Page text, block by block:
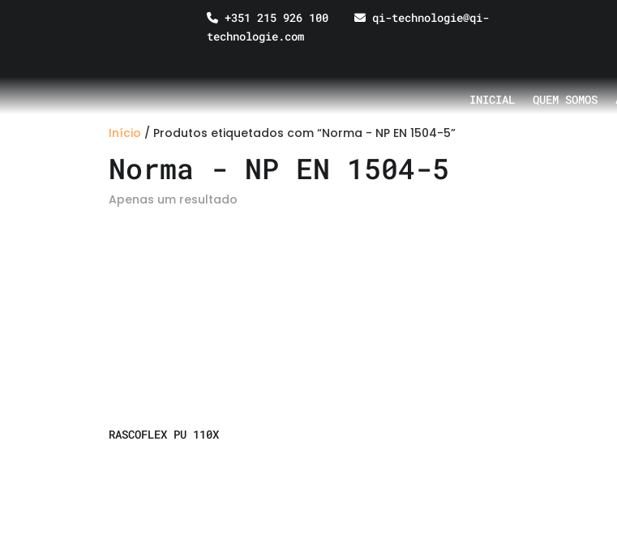
+351 215 926 100
qi-technologie@qi-
technologie.com
INICIAL QUEM SOMOS
Início / Produtos etiquetados com “Norma - NP EN 1504-5”
Norma - NP EN 1504-5
Apenas um resultado
RASCOFLEX PU 110X